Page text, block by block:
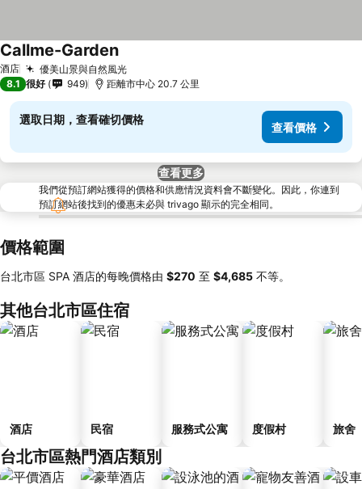
酒店 優美山景與自然風光
Callme-Garden
8.1 很好 949 距離市中心 20.7 公里
選取日期，查看確切價格
查看價格
查看更多
我們從預訂網站獲得的價格和供應情況資料會不斷變化。因此，你連到
預訂網站後找到的優惠未必與 trivago 顯示的完全相同。
價格範圍
台北市區 SPA 酒店的每晚價格由 ‎$270 至 ‎$4,685 不等。
其他台北市區住宿
酒店 民宿 服務式公寓 度假村 旅舍
台北市區熱門酒店類別